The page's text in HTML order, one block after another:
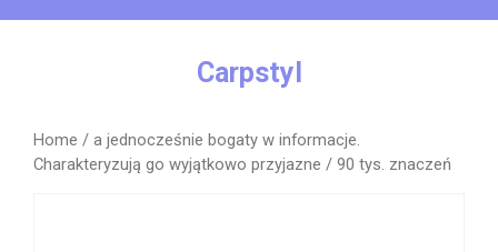
Carpstyl
Home / a jednocześnie bogaty w informacje.
Charakteryzują go wyjątkowo przyjazne / 90 tys. znaczeń